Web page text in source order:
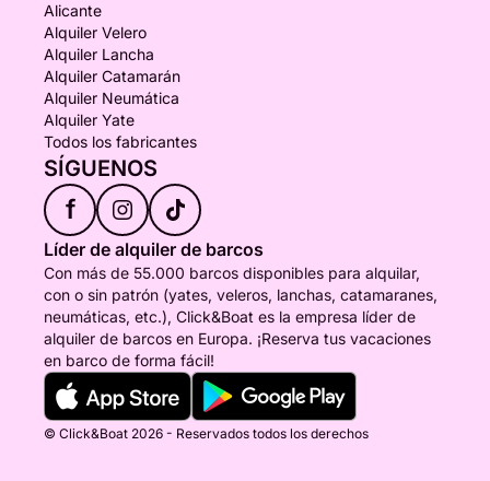
Alicante
Alquiler Velero
Alquiler Lancha
Alquiler Catamarán
Alquiler Neumática
Alquiler Yate
Todos los fabricantes
SÍGUENOS
f
Líder de alquiler de barcos
Con más de 55.000 barcos disponibles para alquilar,
con o sin patrón (yates, veleros, lanchas, catamaranes,
neumáticas, etc.), Click&Boat es la empresa líder de
alquiler de barcos en Europa. ¡Reserva tus vacaciones
en barco de forma fácil!
© Click&Boat 2026 - Reservados todos los derechos